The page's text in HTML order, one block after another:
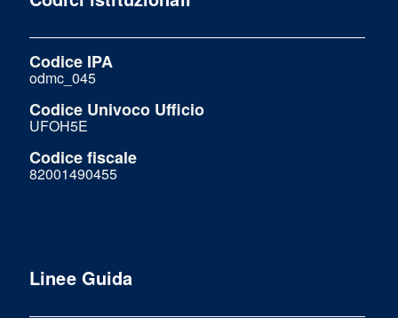
Codice IPA
odmc_045
Codice Univoco Ufficio
UFOH5E
Codice fiscale
82001490455
Linee Guida